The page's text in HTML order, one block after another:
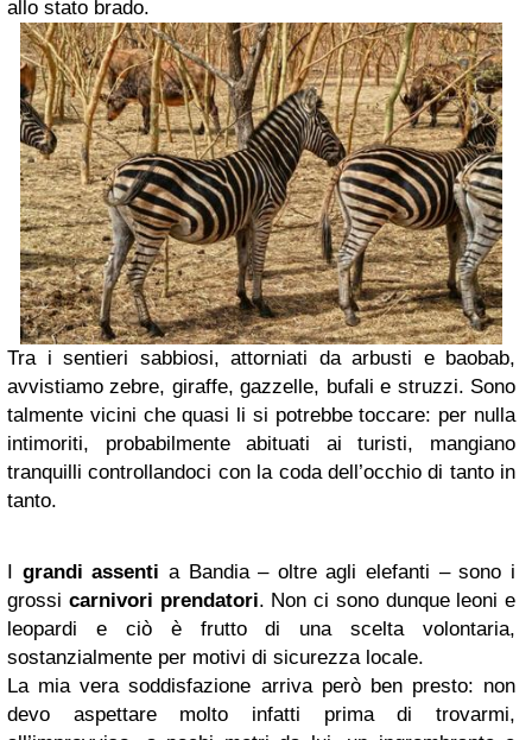
allo stato brado.
Tra i sentieri sabbiosi, attorniati da arbusti e baobab,
avvistiamo zebre, giraffe, gazzelle, bufali e struzzi. Sono
talmente vicini che quasi li si potrebbe toccare: per nulla
intimoriti, probabilmente abituati ai turisti, mangiano
tranquilli controllandoci con la coda dell’occhio di tanto in
tanto.
I grandi assenti a Bandia – oltre agli elefanti – sono i
grossi carnivori prendatori. Non ci sono dunque leoni e
leopardi e ciò è frutto di una scelta volontaria,
sostanzialmente per motivi di sicurezza locale.
La mia vera soddisfazione arriva però ben presto: non
devo aspettare molto infatti prima di trovarmi,